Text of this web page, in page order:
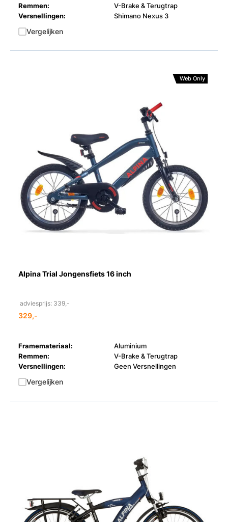
Remmen:
V-Brake & Terugtrap
Versnellingen:
Shimano Nexus 3
Vergelijken
Web Only
Alpina Trial Jongensfiets 16 inch
adviesprijs: 339,-
329,-
Framemateriaal:
Aluminium
Remmen:
V-Brake & Terugtrap
Versnellingen:
Geen Versnellingen
Vergelijken